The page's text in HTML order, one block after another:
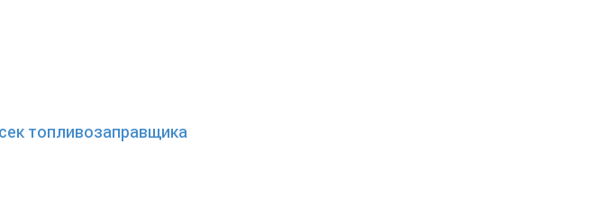
топливозаправщика